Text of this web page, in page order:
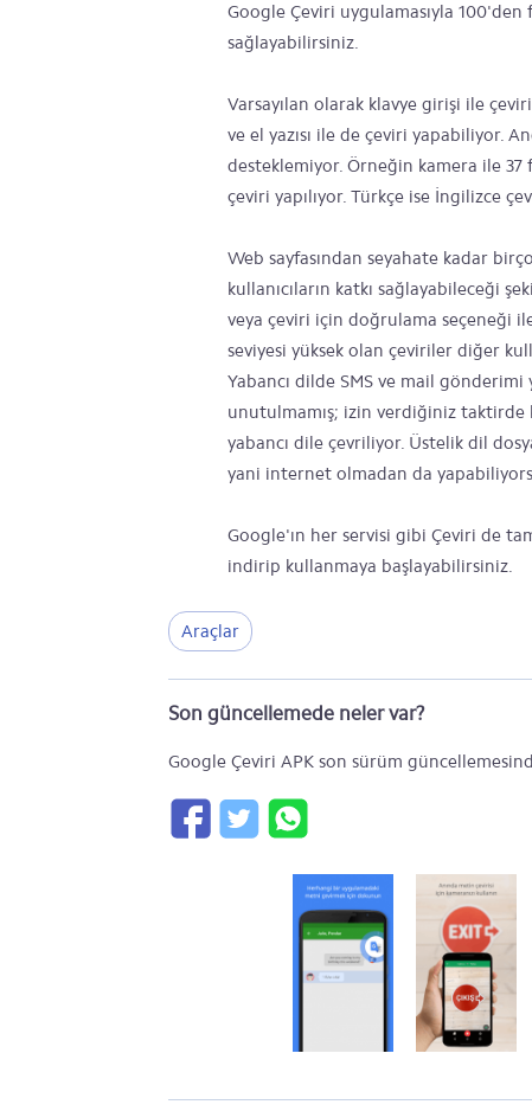
Google Çeviri uygulamasıyla
sağlayabilirsiniz.
Varsayılan olarak klavye girişi ile
ve el yazısı ile de çeviri yapabiliyor.
desteklemiyor. Örneğin kamera ile 37
çeviri yapılıyor. Türkçe ise İngilizce
Web sayfasından seyahate kadar
kullanıcıların katkı sağlayabileceği
veya çeviri için doğrulama seçeneği
seviyesi yüksek olan çeviriler diğer
Yabancı dilde SMS ve mail
unutulmamış; izin verdiğiniz taktirde
yabancı dile çevriliyor. Üstelik dil
yani internet olmadan da
Google'ın her servisi gibi Çeviri de
indirip kullanmaya başlayabilirsiniz.
Araçlar
Son güncellemede neler var?
Google Çeviri APK son sürüm